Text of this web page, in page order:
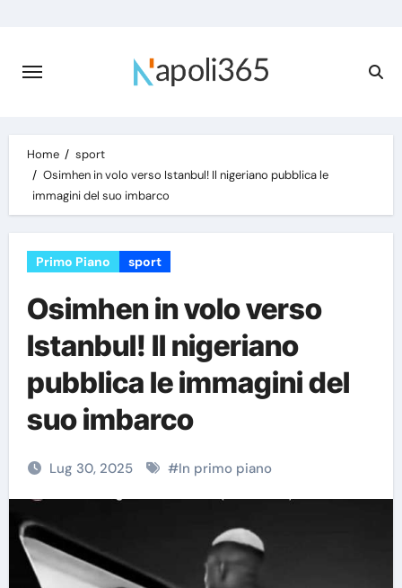
content
Home
sport
Osimhen in volo verso Istanbul! Il nigeriano pubblica le
immagini del suo imbarco
Primo Piano sport
Osimhen in volo verso
Istanbul! Il nigeriano
pubblica le immagini del
suo imbarco
Lug 30, 2025 #In primo piano